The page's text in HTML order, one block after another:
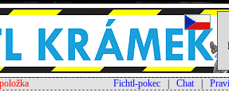
Fichtl-pokec Chat|